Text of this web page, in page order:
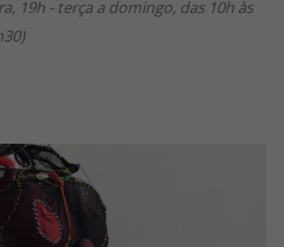
19h - terça a domingo, das 10h às